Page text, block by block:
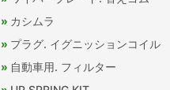
カシムラ
プラグ. イグニッションコイル
自動車用. フィルター